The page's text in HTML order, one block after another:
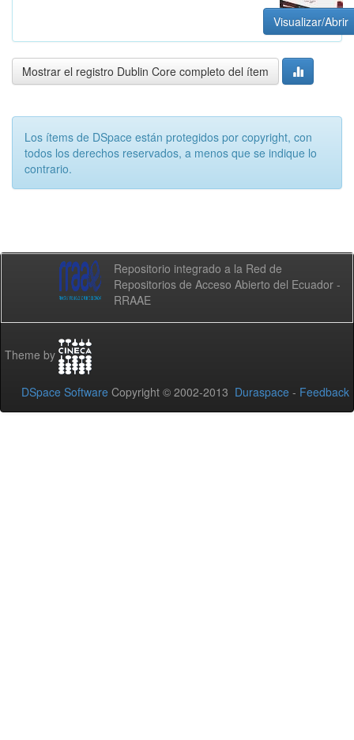
Visualizar/Abrir
Mostrar el registro Dublin Core completo del ítem
Los ítems de DSpace están protegidos por copyright, con
todos los derechos reservados, a menos que se indique lo
contrario.
Repositorio integrado a la Red de
Repositorios de Acceso Abierto del Ecuador -
RRAAE
Theme by
DSpace Software Copyright © 2002-2013 Duraspace - Feedback